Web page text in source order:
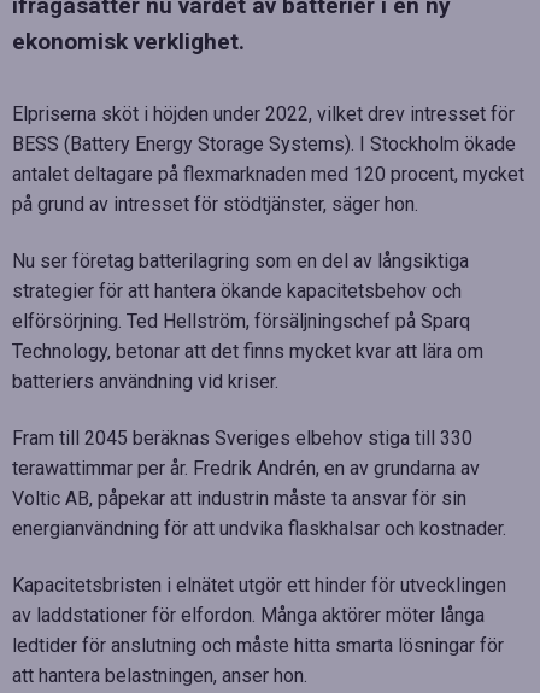
ekonomisk verklighet.
Elpriserna sköt i höjden under 2022, vilket drev intresset för
BESS (Battery Energy Storage Systems). I Stockholm ökade
antalet deltagare på flexmarknaden med 120 procent, mycket
på grund av intresset för stödtjänster, säger hon.
Nu ser företag batterilagring som en del av långsiktiga
strategier för att hantera ökande kapacitetsbehov och
elförsörjning. Ted Hellström, försäljningschef på Sparq
Technology, betonar att det finns mycket kvar att lära om
batteriers användning vid kriser.
Fram till 2045 beräknas Sveriges elbehov stiga till 330
terawattimmar per år. Fredrik Andrén, en av grundarna av
Voltic AB, påpekar att industrin måste ta ansvar för sin
energianvändning för att undvika flaskhalsar och kostnader.
Kapacitetsbristen i elnätet utgör ett hinder för utvecklingen
av laddstationer för elfordon. Många aktörer möter långa
ledtider för anslutning och måste hitta smarta lösningar för
att hantera belastningen, anser hon.